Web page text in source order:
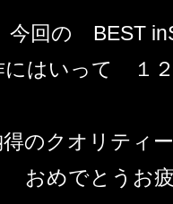
今回の BEST
はいって １２
のクオリティ
おめでとうお